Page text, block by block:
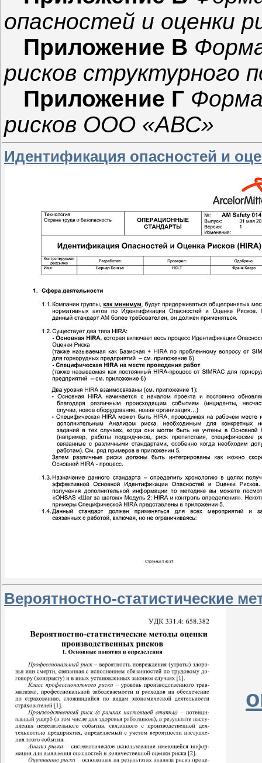
опасностей и оценки
Приложение В
рисков структурного
Приложение Г
рисков ООО «АВС»
Идентификация опасностей и
Вероятностно-статистические